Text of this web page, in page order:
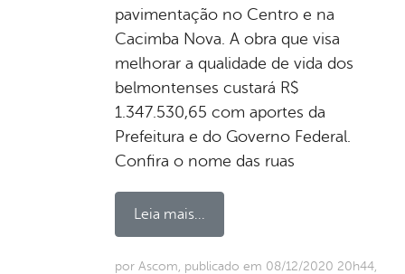
pavimentação no Centro e na
Cacimba Nova. A obra que visa
melhorar a qualidade de vida dos
belmontenses custará R$
1.347.530,65 com aportes da
Prefeitura e do Governo Federal.
Confira o nome das ruas
Leia mais...
por Ascom, publicado em 08/12/2020 20h44,